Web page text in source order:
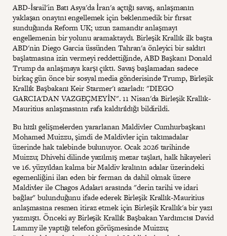
ABD-İsrail'in Batı Asya'da İran'a açtığı savaş, anlaşmanın
yaklaşan onayını engellemek için beklenmedik bir fırsat
sunduğunda Reform UK; uzun zamandır anlaşmayı
engellemenin bir yolunu aramaktaydı. Birleşik Krallık ilk başta
ABD'nin Diego Garcia üssünden Tahran'a önleyici bir saldırı
başlatmasına izin vermeyi reddettiğinde, ABD Başkanı Donald
Trump da anlaşmaya karşı çıktı. Savaş başlamadan sadece
birkaç gün önce bir sosyal media gönderisinde Trump, Birleşik
Krallık Başbakanı Keir Starmer'ı azarladı: "DIEGO
GARCIA'DAN VAZGEÇMEYİN". 11 Nisan'da Birleşik Krallık-
Mauritius anlaşmasının rafa kaldırıldığı bildirildi.
Bu hızlı gelişmelerden yararlanan Maldivler Cumhurbaşkanı
Mohamed Muizzu, şimdi de Maldivler için takımadalar
üzerinde hak talebinde bulunuyor. Ocak 2026 tarihinde
Muizzu; Dhivehi dilinde yazılmış mezar taşları, halk hikayeleri
ve 16. yüzyıldan kalma bir Maldiv kralının adalar üzerindeki
egemenliğini ilan eden bir ferman da dahil olmak üzere
Maldivler ile Chagos Adaları arasında "derin tarihi ve idari
bağlar" bulunduğunu ifade ederek Birleşik Krallık-Mauritius
anlaşmasına resmen itiraz etmek için Birleşik Krallık'a bir yazı
yazmıştı. Önceki ay Birleşik Krallık Başbakan Yardımcısı David
Lammy ile yaptığı telefon görüşmesinde Muizzu;